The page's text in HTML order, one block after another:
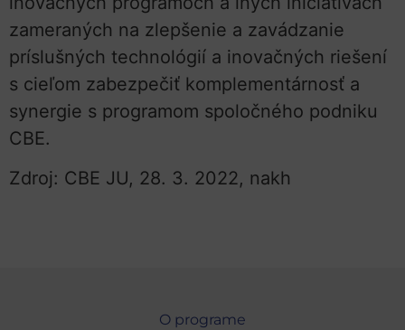
zameraných na zlepšenie a zavádzanie
príslušných technológií a inovačných riešení
s cieľom zabezpečiť komplementárnosť a
synergie s programom spoločného podniku
CBE.
Zdroj: CBE JU, 28. 3. 2022, nakh
O programe